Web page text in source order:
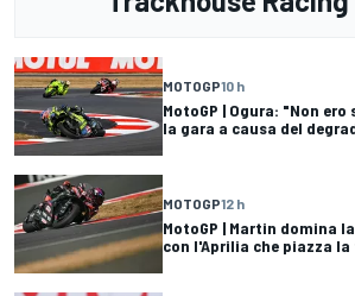
MOTOGP10 h
MotoGP | Ogura: "Non
la gara a causa del
MOTOGP12 h
MotoGP | Martin domina
con l'Aprilia che piazza